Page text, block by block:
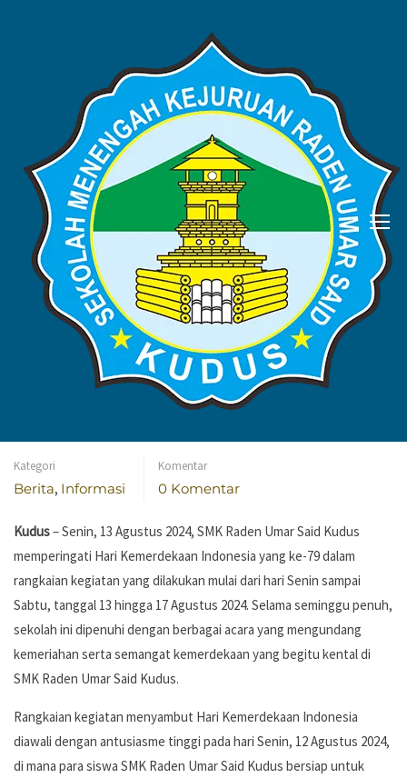
BERITA
Home Blog
Minggu Penuh Semangat
Kemerdekaan Bersama SMK
Kategori
Berita, Informasi
Komentar
0 Komentar
Kudus– Senin, 13 Agustus 2024, SMK Raden Umar Said Kudus
memperingati Hari Kemerdekaan Indonesia yang ke-79 dalam
rangkaian kegiatan yang dilakukan mulai dari hari Senin sampai
Sabtu, tanggal 13 hingga 17 Agustus 2024. Selama seminggu penuh,
sekolah ini dipenuhi dengan berbagai acara yang mengundang
kemeriahan serta semangat kemerdekaan yang begitu kental di
SMK Raden Umar Said Kudus.
Rangkaian kegiatan menyambut Hari Kemerdekaan Indonesia
diawali dengan antusiasme tinggi pada hari Senin, 12 Agustus 2024,
di mana para siswa SMK Raden Umar Said Kudus bersiap untuk